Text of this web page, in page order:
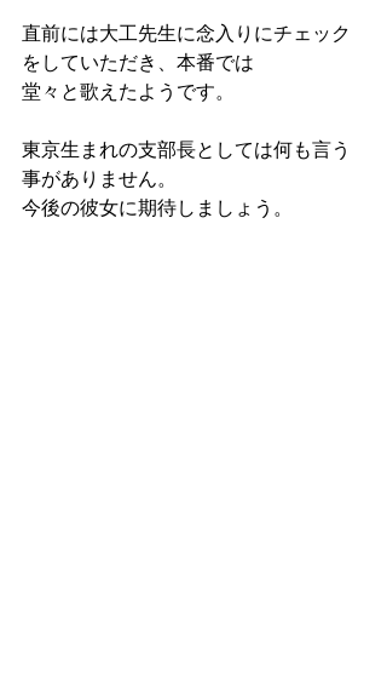
直前には大工先生に念入りにチェック
をしていただき、本番では
堂々と歌えたようです。
東京生まれの支部長としては何も言う
事がありません。
今後の彼女に期待しましょう。